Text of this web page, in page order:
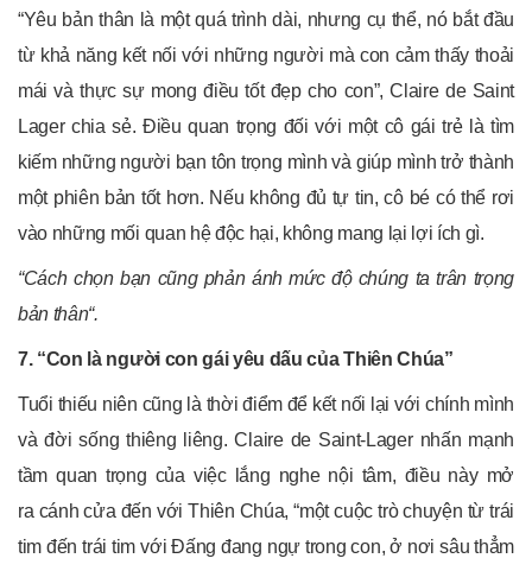
“Yêu bản thân là một quá trình dài, nhưng cụ thể, nó bắt đầu
từ khả năng kết nối với những người mà con cảm thấy thoải
mái và thực sự mong điều tốt đẹp cho con”, Claire de Saint
Lager chia sẻ. Điều quan trọng đối với một cô gái trẻ là tìm
kiếm những người bạn tôn trọng mình và giúp mình trở thành
một phiên bản tốt hơn. Nếu không đủ tự tin, cô bé có thể rơi
vào những mối quan hệ độc hại, không mang lại lợi ích gì.
“Cách chọn bạn cũng phản ánh mức độ chúng ta trân trọng
bản thân“.
7. “Con là người con gái yêu dấu của Thiên Chúa”
Tuổi thiếu niên cũng là thời điểm để kết nối lại với chính mình
và đời sống thiêng liêng. Claire de Saint-Lager nhấn mạnh
tầm quan trọng của việc lắng nghe nội tâm, điều này mở
ra cánh cửa đến với Thiên Chúa, “một cuộc trò chuyện từ trái
tim đến trái tim với Đấng đang ngự trong con, ở nơi sâu thẳm